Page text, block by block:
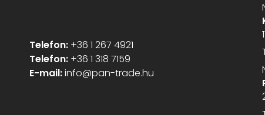
Telefon: +36 1 267 4921
Telefon: +36 1 318 7159
E-mail:info@pan-trade.hu